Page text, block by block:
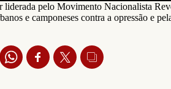
liderada pelo Movimento Nacionalista
e camponeses contra a opressão e